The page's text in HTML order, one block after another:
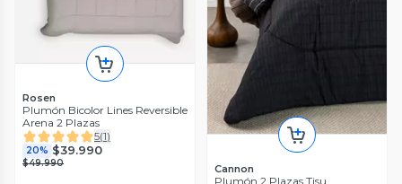
Rosen
Plumón Bicolor Lines Reversible
Arena 2 Plazas
5(1)
20% $39.990
$49.990 Cannon
Plumón 2 Plazas Tisu